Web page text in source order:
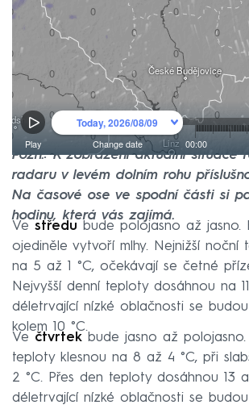
Pozn.: K zobrazení aktuální situace
radaru v levém dolním rohu
Na časové ose ve spodní části si
hodinu, která vás zajímá.
Ve středu bude polojasno až jasno.
ojediněle vytvoří mlhy. Nejnižší noční
na 5 až 1 °C, očekávají se četné
Nejvyšší denní teploty dosáhnou na
déletrvající nízké oblačnosti se
kolem 10 °C.
Ve čtvrtek bude jasno až
teploty klesnou na 8 až 4 °C, při
2 °C. Přes den teploty dosáhnou 13
déletrvající nízké oblačnosti se